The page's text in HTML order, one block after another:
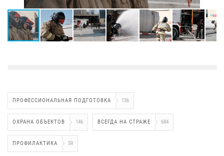
ПРОФЕССИОНАЛЬНАЯ ПОДГОТОВКА 136
ОХРАНА ОБЪЕКТОВ 146 ВСЕГДА НА СТРАЖЕ 684
ПРОФИЛАКТИКА 59